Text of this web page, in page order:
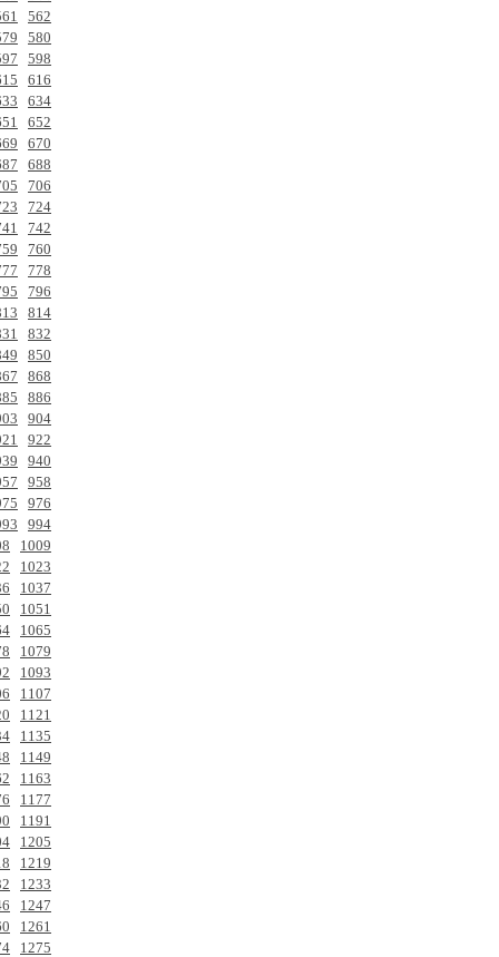
562
580
598
616
634
652
670
688
706
724
742
760
778
796
814
832
850
868
886
904
922
940
958
976
994
1009
1023
1037
1051
1065
1079
1093
1107
1121
1135
1149
1163
1177
1191
1205
1219
1233
1247
1261
1275